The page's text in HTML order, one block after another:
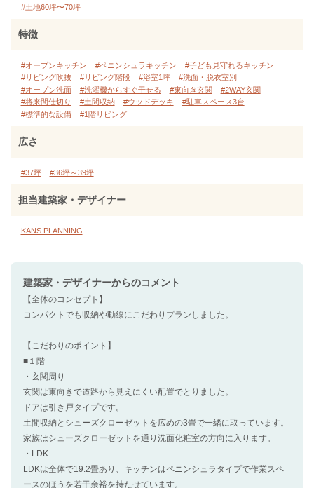
#土地60坪〜70坪
特徴
#オープンキッチン #ペニンシュラキッチン
#子ども見守れるキッチン
#リビング吹抜
#リビング階段 #浴室1坪
#洗面・脱衣室別
#オープン洗面
#洗濯機からすぐ干せる #東向き玄関
#2WAY玄関
#将来間仕切り
#土間収納 #ウッドデッキ
#駐車スペース3台
#標準的な設備
#1階リビング
広さ
#37坪 #36坪～39坪
担当建築家・デザイナー
KANS PLANNING
建築家・デザイナーからのコメント
【全体のコンセプト】
コンパクトでも収納や動線にこだわりプランしました。
【こだわりのポイント】
■１階
・玄関周り
玄関は東向きで道路から見えにくい配置でとりました。
ドアは引き戸タイプです。
土間収納とシューズクローゼットを広めの3畳で一緒に取っています。
家族はシューズクローゼットを通り洗面化粧室の方向に入ります。
・LDK
LDKは全体で19.2畳あり、キッチンはペニンシュラタイプで作業スペ
ースのほうを若干余裕を持たせています。